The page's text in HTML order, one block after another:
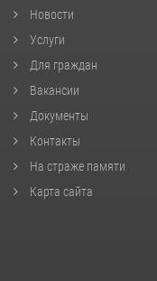
Новости
Услуги
Для граждан
Вакансии
Документы
Контакты
На страже памяти
Карта сайта